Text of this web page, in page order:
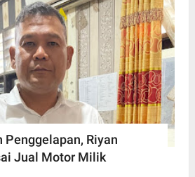
Penggelapan, Riyan
Jual Motor Milik